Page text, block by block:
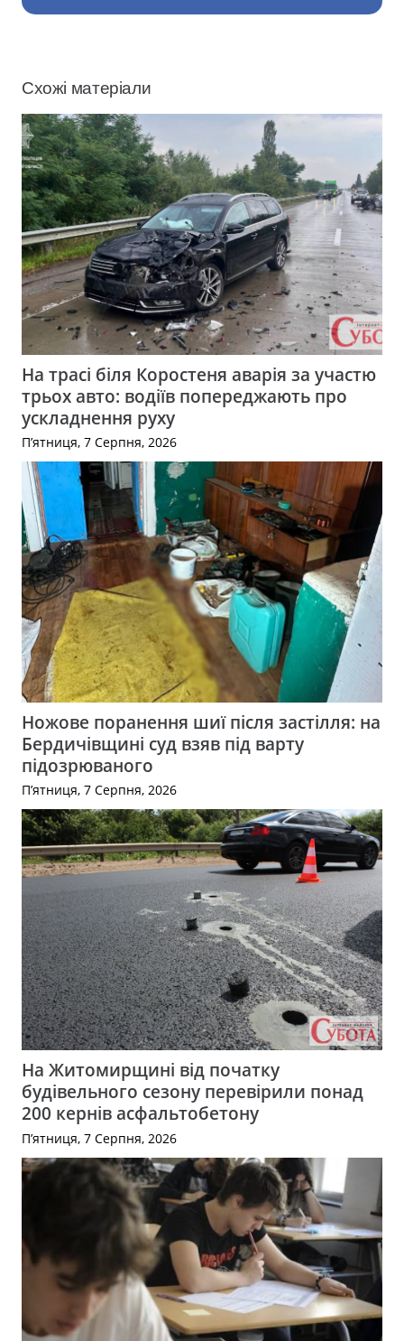
Схожі матеріали
На трасі біля Коростеня аварія за участю
трьох авто: водіїв попереджають про
ускладнення руху
П’ятниця, 7 Серпня, 2026
Ножове поранення шиї після застілля: на
Бердичівщині суд взяв під варту
підозрюваного
П’ятниця, 7 Серпня, 2026
На Житомирщині від початку
будівельного сезону перевірили понад
200 кернів асфальтобетону
П’ятниця, 7 Серпня, 2026